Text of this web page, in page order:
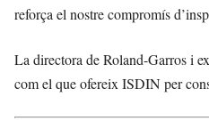
reforça el nostre compromís
La directora de Roland-Garros i
com el que ofereix ISDIN per